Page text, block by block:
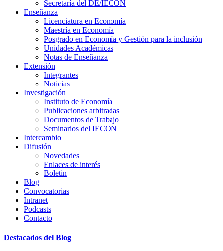
Secretaría del DE/IECON
Enseñanza
Licenciatura en Economía
Maestría en Economía
Posgrado en Economía y Gestión para la inclusión
Unidades Académicas
Notas de Enseñanza
Extensión
Integrantes
Noticias
Investigación
Instituto de Economía
Publicaciones arbitradas
Documentos de Trabajo
Seminarios del IECON
Intercambio
Difusión
Novedades
Enlaces de interés
Boletin
Blog
Convocatorias
Intranet
Podcasts
Contacto
Destacados del Blog